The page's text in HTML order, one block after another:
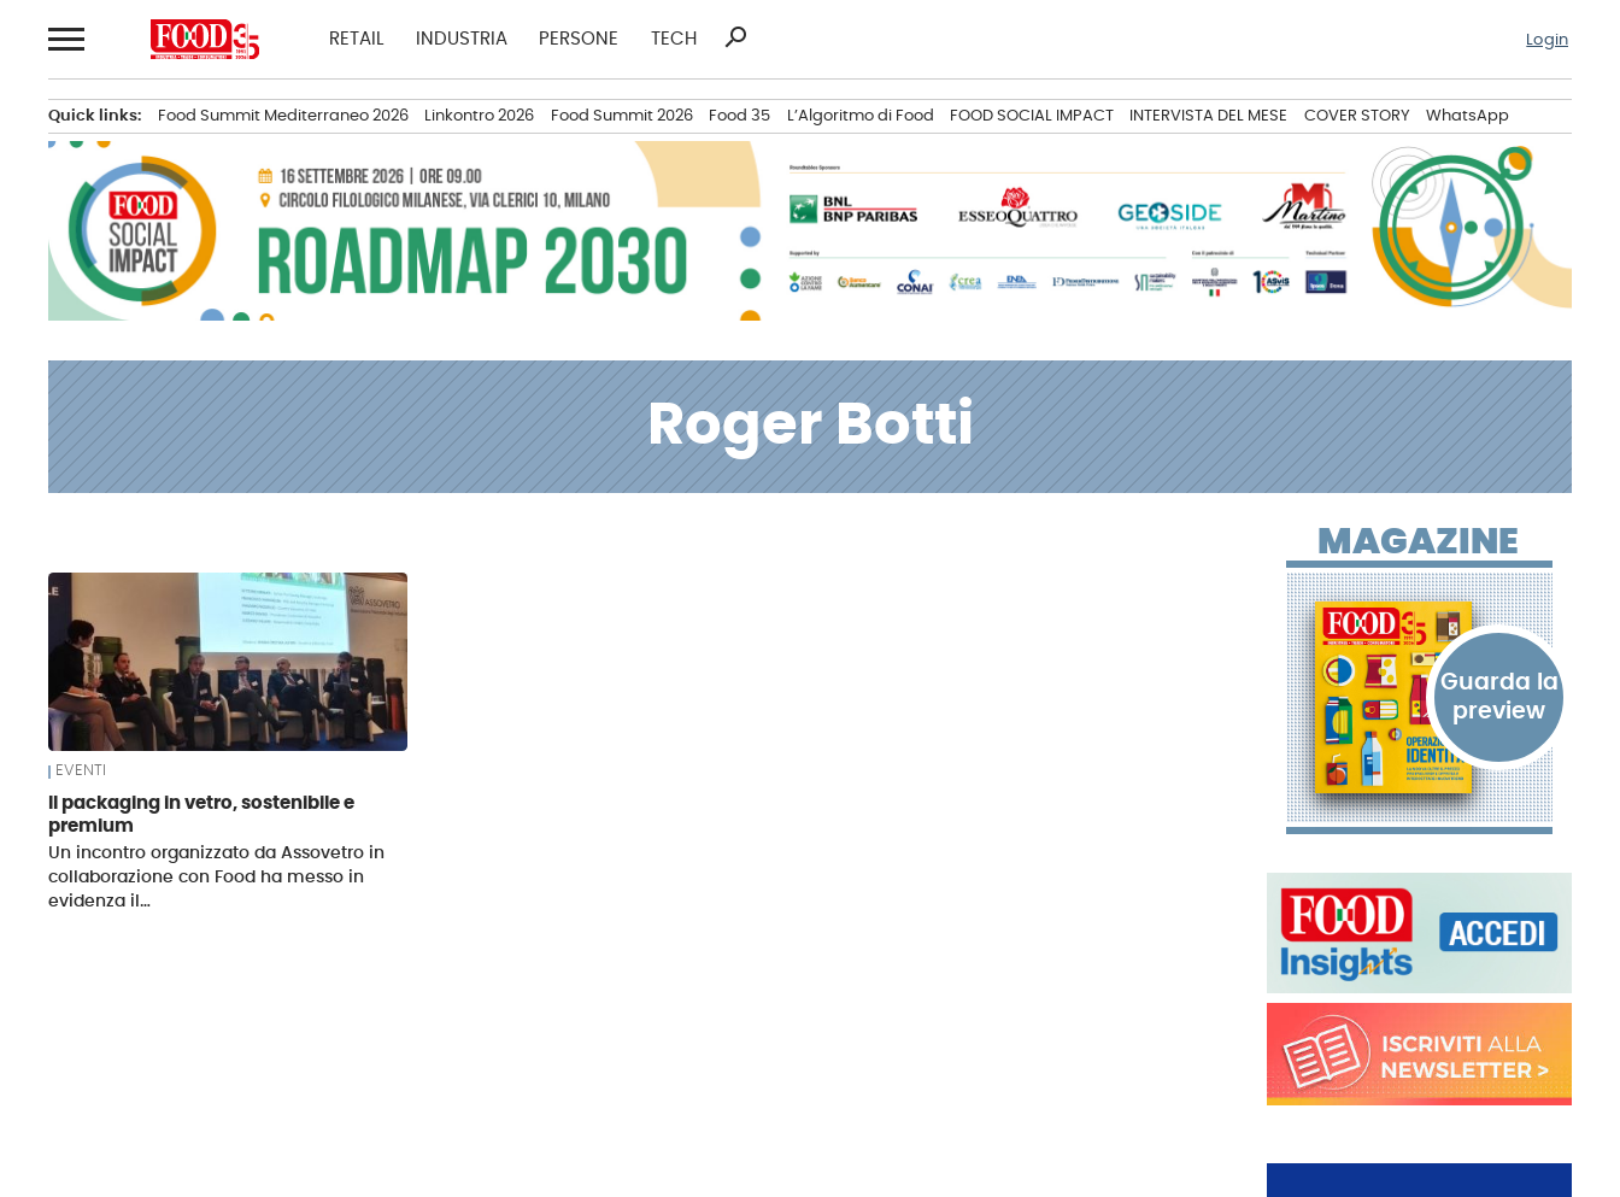
al
RETAIL INDUSTRIA PERSONE TECH
Ricerca
search Login
Quick links: Food Summit Mediterraneo 2026 Linkontro 2026 Food Summit 2026 Food 35 L’Algoritmo di Food FOOD SOCIAL IMPACT INTERVISTA DEL MESE COVER STORY WhatsApp
Roger Botti
News
EVENTI
Il packaging in vetro, sostenibile e
premium
Un incontro organizzato da Assovetro in
collaborazione con Food ha messo in
evidenza il…
MAGAZINE